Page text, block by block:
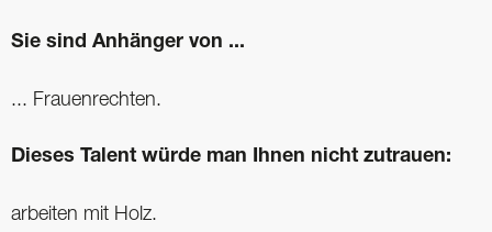
Sie sind Anhänger von ...
... Frauenrechten.
Dieses Talent würde man Ihnen nicht zutrauen:
arbeiten mit Holz.